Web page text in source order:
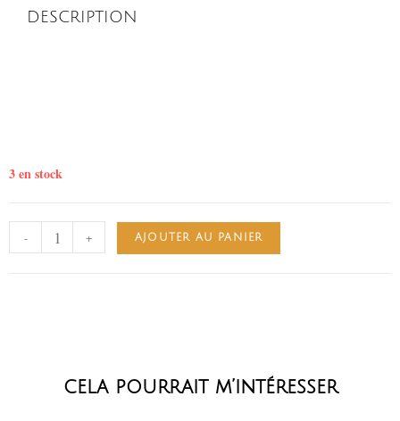
DESCRIPTION
3 en stock
- + AJOUTER AU PANIER
cela pourrait m’intéresser